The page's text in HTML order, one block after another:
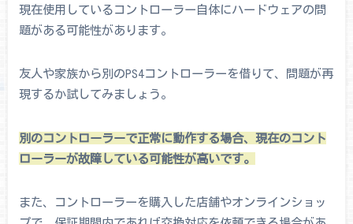
現在使用しているコントローラー自体にハードウェアの問
題がある可能性があります。
友人や家族から別のPS4コントローラーを借りて、問題が再
現するか試してみましょう。
別のコントローラーで正常に動作する場合、現在のコント
ローラーが故障している可能性が高いです。
また、コントローラーを購入した店舗やオンラインショッ